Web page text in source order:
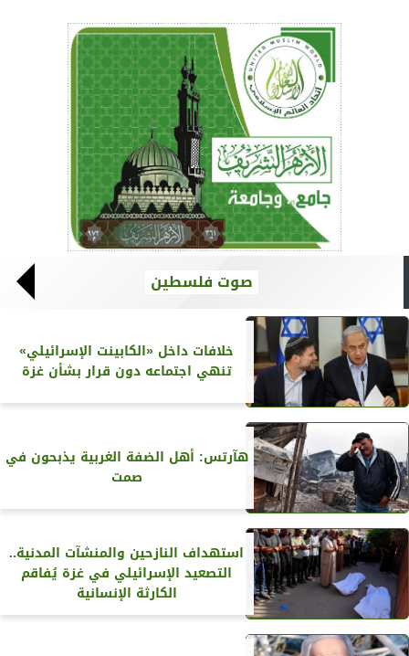
صوت فلسطين
خلافات داخل «الكابينت الإسرائيلي»
تنهي اجتماعه دون قرار بشأن غزة
هآرتس: أهل الضفة الغربية يذبحون في
صمت
استهداف النازحين والمنشآت المدنية..
التصعيد الإسرائيلي في غزة يُفاقم
الكارثة الإنسانية